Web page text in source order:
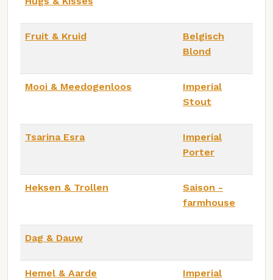
Fruit & Kruid
Belgisch
Blond
Mooi & Meedogenloos
Imperial
Stout
Tsarina Esra
Imperial
Porter
Heksen & Trollen
Saison -
farmhouse
Dag & Dauw
Hemel & Aarde
Imperial